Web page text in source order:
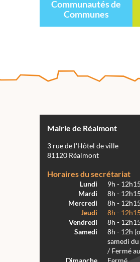
Communautés de
Communes
Mairie de Réalmont
3 rue de l'Hôtel de ville
81120 Réalmont
Horaires du secrétariat
Lundi
9h -
Mardi
8h -
Mercredi
8h -
Jeudi
8h -
Vendredi
8h -
Samedi
8h - 12h
samedi
/ Fermé
Dimanche
Fermé